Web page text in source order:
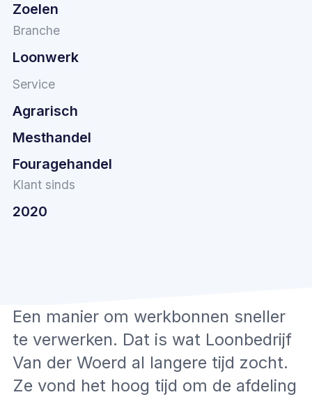
Zoelen
Branche
Loonwerk
Service
Agrarisch
Mesthandel
Fouragehandel
Klant sinds
2020
Een manier om werkbonnen sneller
te verwerken. Dat is wat Loonbedrijf
Van der Woerd al langere tijd zocht.
Ze vond het hoog tijd om de afdeling